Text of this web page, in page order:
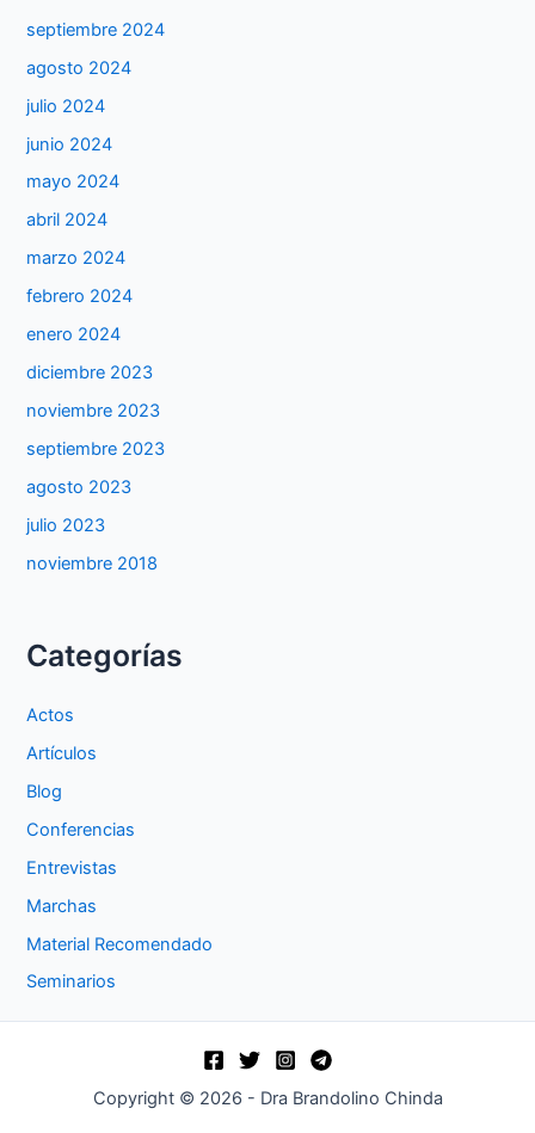
septiembre 2024
agosto 2024
julio 2024
junio 2024
mayo 2024
abril 2024
marzo 2024
febrero 2024
enero 2024
diciembre 2023
noviembre 2023
septiembre 2023
agosto 2023
julio 2023
noviembre 2018
Categorías
Actos
Artículos
Blog
Conferencias
Entrevistas
Marchas
Material Recomendado
Seminarios
Copyright © 2026 - Dra Brandolino Chinda